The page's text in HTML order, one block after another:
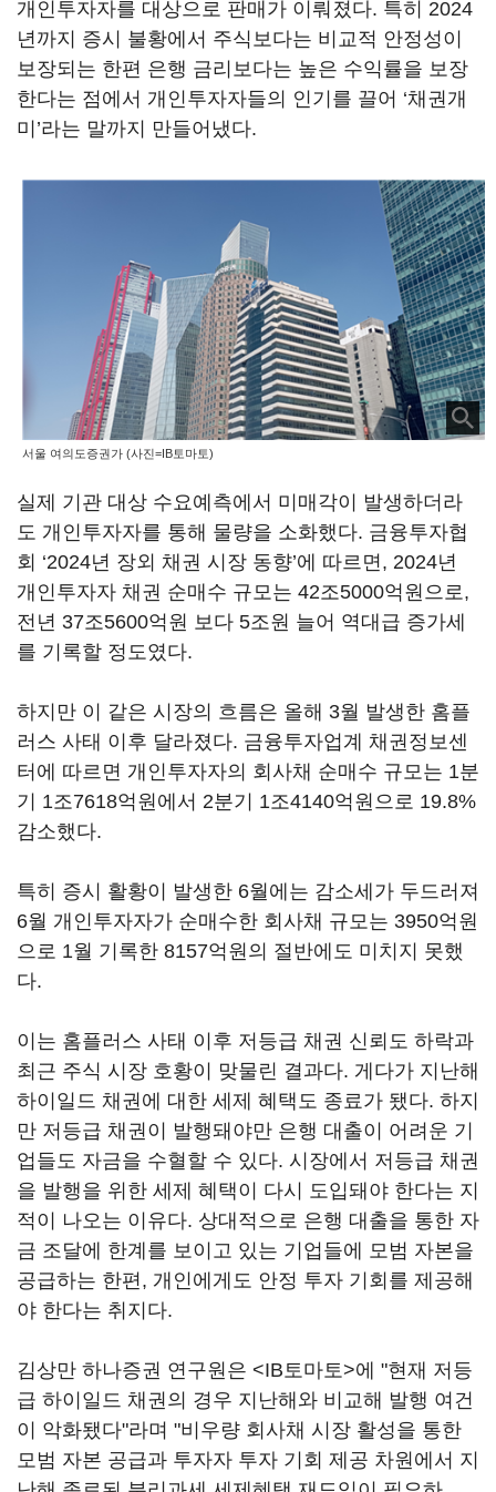
개인투자자를 대상으로 판매가 이뤄졌다. 특히 2024
년까지 증시 불황에서 주식보다는 비교적 안정성이
보장되는 한편 은행 금리보다는 높은 수익률을 보장
한다는 점에서 개인투자자들의 인기를 끌어 ‘채권개
미’라는 말까지 만들어냈다.
서울 여의도증권가 (사진=IB토마토)
실제 기관 대상 수요예측에서 미매각이 발생하더라
도 개인투자자를 통해 물량을 소화했다. 금융투자협
회 ‘2024년 장외 채권 시장 동향’에 따르면, 2024년
개인투자자 채권 순매수 규모는 42조5000억원으로,
전년 37조5600억원 보다 5조원 늘어 역대급 증가세
를 기록할 정도였다.
하지만 이 같은 시장의 흐름은 올해 3월 발생한 홈플
러스 사태 이후 달라졌다. 금융투자업계 채권정보센
터에 따르면 개인투자자의 회사채 순매수 규모는 1분
기 1조7618억원에서 2분기 1조4140억원으로 19.8%
감소했다.
특히 증시 활황이 발생한 6월에는 감소세가 두드러져
6월 개인투자자가 순매수한 회사채 규모는 3950억원
으로 1월 기록한 8157억원의 절반에도 미치지 못했
다.
이는 홈플러스 사태 이후 저등급 채권 신뢰도 하락과
최근 주식 시장 호황이 맞물린 결과다. 게다가 지난해
하이일드 채권에 대한 세제 혜택도 종료가 됐다. 하지
만 저등급 채권이 발행돼야만 은행 대출이 어려운 기
업들도 자금을 수혈할 수 있다. 시장에서 저등급 채권
을 발행을 위한 세제 혜택이 다시 도입돼야 한다는 지
적이 나오는 이유다. 상대적으로 은행 대출을 통한 자
금 조달에 한계를 보이고 있는 기업들에 모범 자본을
공급하는 한편, 개인에게도 안정 투자 기회를 제공해
야 한다는 취지다.
김상만 하나증권 연구원은 <IB토마토>에 "현재 저등
급 하이일드 채권의 경우 지난해와 비교해 발행 여건
이 악화됐다"라며 "비우량 회사채 시장 활성을 통한
모범 자본 공급과 투자자 투자 기회 제공 차원에서 지